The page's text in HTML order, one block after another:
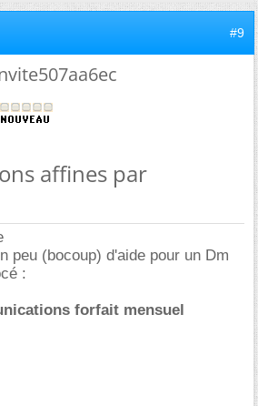
#9
affines par
peu (bocoup) d'aide pour un Dm
:
forfait mensuel